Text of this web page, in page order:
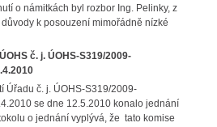
o námitkách byl rozbor Ing. Pelinky, z
k posouzení mimořádně nízké
č. j. ÚOHS-S319/2009-
Úřadu č. j. ÚOHS-S319/2009-
se dne 12.5.2010 konalo jednání
o jednání vyplývá, že tato komise